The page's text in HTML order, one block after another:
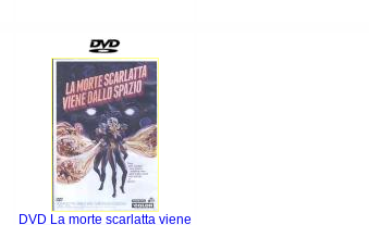
DVD La morte scarlatta viene